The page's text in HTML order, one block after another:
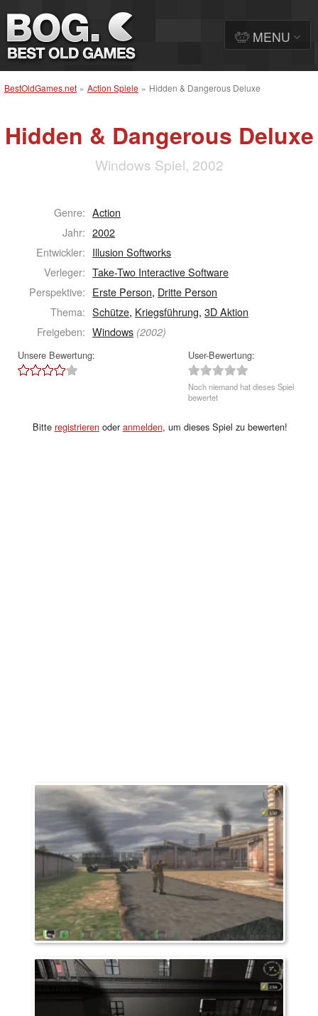
BestOldGames.net » Action Spiele » Hidden & Dangerous Deluxe
Hidden & Dangerous Deluxe
Windows Spiel, 2002
Genre: Action
Jahr: 2002
Entwickler: Illusion Softworks
Verleger: Take-Two Interactive Software
Perspektive: Erste Person, Dritte Person
Thema: Schütze, Kriegsführung,3D Aktion
Freigeben: Windows (2002)
Unsere Bewertung: User-Bewertung:
Noch niemand hat dieses Spiel
bewertet
Bitte registrierenoderanmelden, um dieses Spiel zu bewerten!
MENU